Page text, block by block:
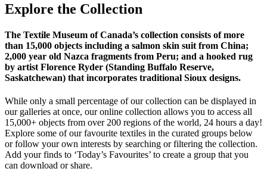
Explore the Collection
The Textile Museum of Canada’s collection consists of more
than 15,000 objects including a salmon skin suit from China;
2,000 year old Nazca fragments from Peru; and a hooked rug
by artist Florence Ryder (Standing Buffalo Reserve,
Saskatchewan) that incorporates traditional Sioux designs.
While only a small percentage of our collection can be displayed in
our galleries at once, our online collection allows you to access all
15,000+ objects from over 200 regions of the world, 24 hours a day!
Explore some of our favourite textiles in the curated groups below
or follow your own interests by searching or filtering the collection.
Add your finds to ‘Today’s Favourites’ to create a group that you
can download or share.